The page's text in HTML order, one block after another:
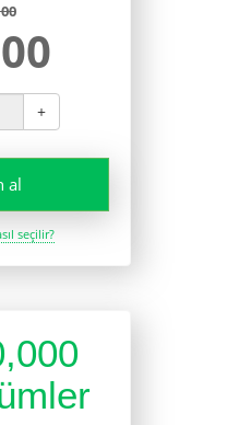
+
al
seçilir?